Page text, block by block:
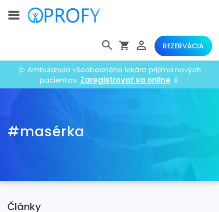
REZERVÁCIA
🩺 Ambulancia všeobecného lekára prijíma nových
pacientov. Zaregistrovať sa online 💉
#masérka
Články